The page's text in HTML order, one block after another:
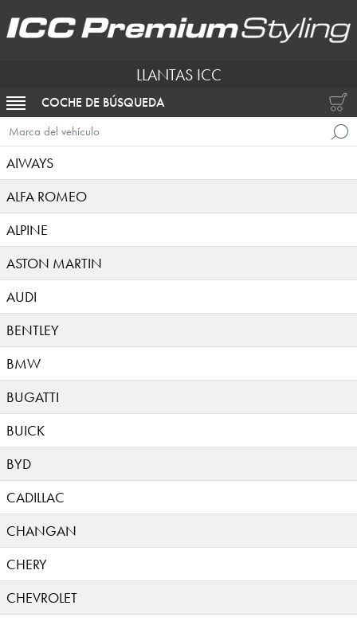
LLANTAS ICC
ACTIVAR NAVEGACIÓN
COCHE DE BÚSQUEDA
Marca del vehículo
AIWAYS
ALFA ROMEO
ALPINE
ASTON MARTIN
AUDI
BENTLEY
BMW
BUGATTI
BUICK
BYD
CADILLAC
CHANGAN
CHERY
CHEVROLET